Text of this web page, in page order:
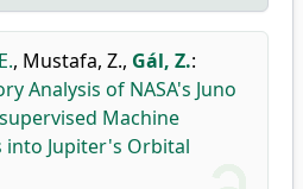
, Mustafa, Z., Gál, Z.:
Analysis of NASA's Juno
Machine
into Jupiter's Orbital